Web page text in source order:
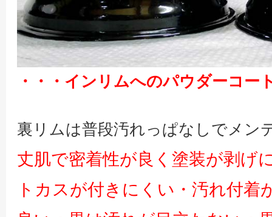
・・・インリムへのパウダーコー
裏リムは普段汚れっぱなしでメン
丈肌で密着性が良く塗装が剥げ
トカスが付きにくい・汚れ付